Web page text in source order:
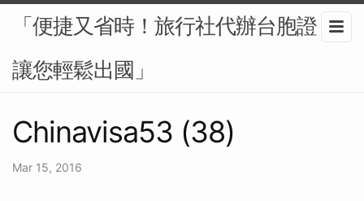
「便捷又省時！旅行社代辦台胞證，
讓您輕鬆出國」
Chinavisa53 (38)
Mar 15, 2016